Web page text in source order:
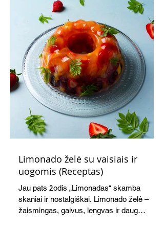
Limonado želė su vaisiais ir
uogomis (Receptas)
Jau pats žodis „Limonadas“ skamba
skaniai ir nostalgiškai. Limonado želė –
žaismingas, gaivus, lengvas ir daug